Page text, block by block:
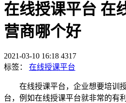
在线授课平台 在
营商哪个好
2021-03-10 16:18 4317
标签：
在线授课平台
在线授课平台，企业想要培训授
台，例如在线授课平台就非常的有